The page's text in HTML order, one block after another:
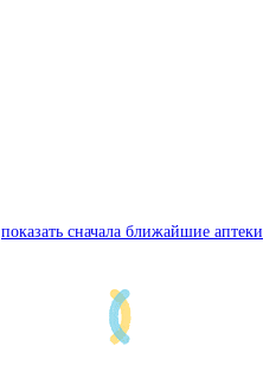
показать сначала ближайшие аптеки